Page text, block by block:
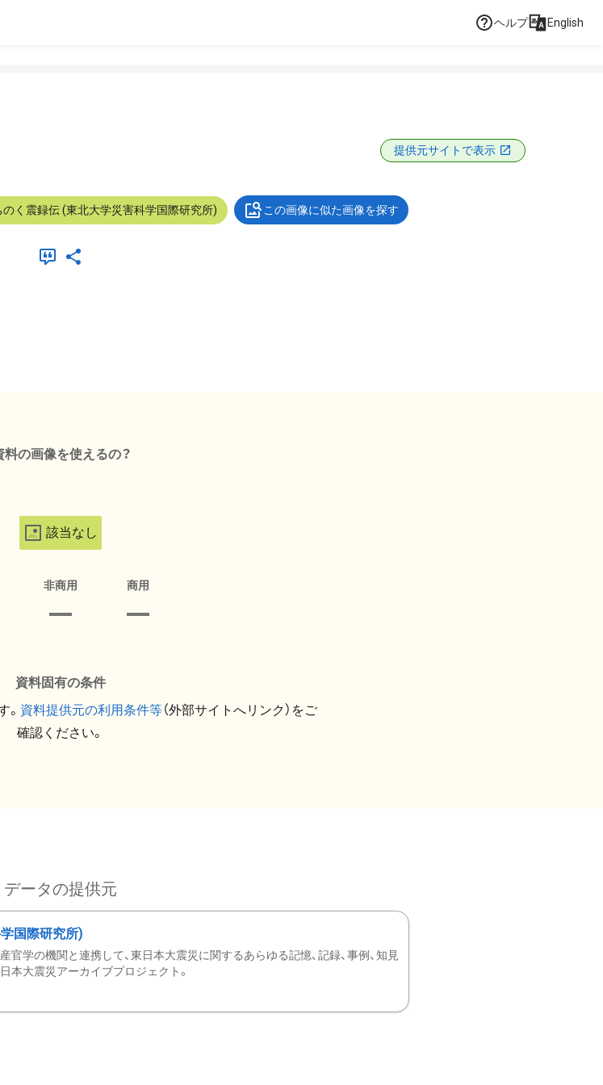
ヘルプ English
提供元サイトで表示
のく震録伝 (東北大学災害科学国際研究所) この画像に似た画像を探す
の画像を使えるの？
該当なし
非商用 商用
資料固有の条件
。 資料提供元の利用条件等（外部サイトへリンク）をご
確認ください。
データの提供元
国際研究所)
官学の機関と連携して、東日本大震災に関するあらゆる記憶、記録、事例、知見
本大震災アーカイブプロジェクト。